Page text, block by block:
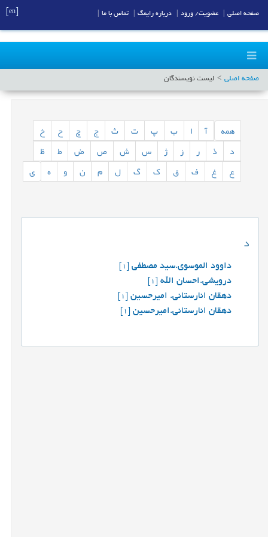
صفحه اصلی لیست نویسندگان
همه ب پ ت ث ج چ ح
خ
د
ذ ر ز ژ س ش ص ض ط
ظ
ع
غ ف ق ک گ ل م ن و ه ی
د
داوود الموسوی.سید مصطفی[1]
درویشی.احسان الله[1]
دهقان انارستانی. امیرحسین[1]
دهقان انارستانی.امیرحسین[1]
صفحه اصلی عضویت/ ورود درباره رایمگ تماس با ما